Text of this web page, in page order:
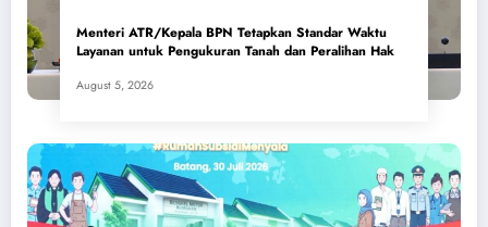
Menteri ATR/Kepala BPN Tetapkan Standar Waktu
Layanan untuk Pengukuran Tanah dan Peralihan Hak
August 5, 2026